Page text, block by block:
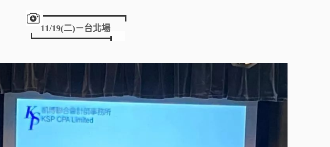
11/19(二)－台北場